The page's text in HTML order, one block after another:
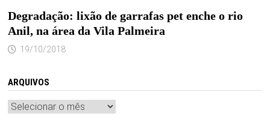
Degradação: lixão de garrafas pet enche o rio
Anil, na área da Vila Palmeira
19/10/2018
ARQUIVOS
Arquivos